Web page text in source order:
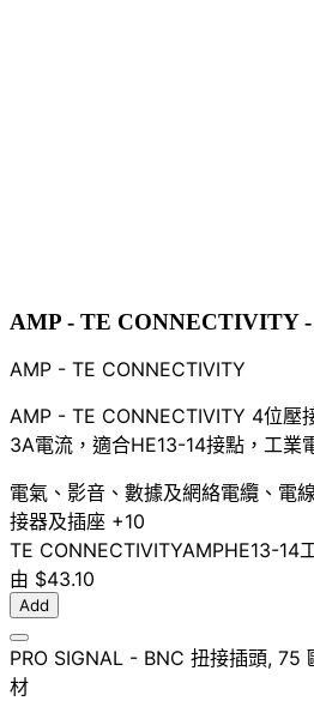
AMP - TE CONNECTIVITY -
AMP - TE CONNECTIVITY
AMP - TE CONNECTIVITY 4位壓
3A電流，適合HE13-14接點，工業
電氣、影音、數據及網絡電纜、電
接器及插座 +10
TE CONNECTIVITYAMPHE13-14
由 $43.10
Add
PRO SIGNAL - BNC 扭接插頭, 75
材